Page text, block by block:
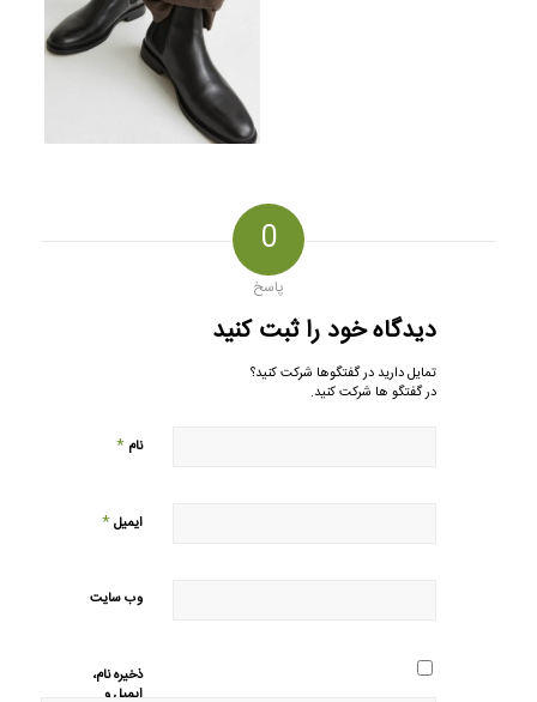
0
پاسخ
دیدگاه خود را ثبت کنید
تمایل دارید در گفتگوها شرکت کنید؟
در گفتگو ها شرکت کنید.
نام *
ایمیل*
وب‌ سایت
ذخیره نام،
ایمیل و